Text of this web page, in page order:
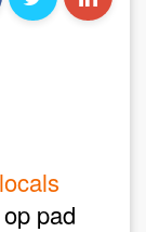
pad